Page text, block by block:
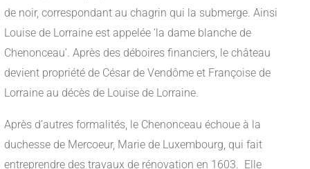
de noir, correspondant au chagrin qui la submerge. Ainsi
Louise de Lorraine est appelée ‘la dame blanche de
Chenonceau’. Après des déboires financiers, le château
devient propriété de César de Vendôme et Françoise de
Lorraine au décès de Louise de Lorraine.
Après d’autres formalités, le Chenonceau échoue à la
duchesse de Mercoeur, Marie de Luxembourg, qui fait
entreprendre des travaux de rénovation en 1603. Elle